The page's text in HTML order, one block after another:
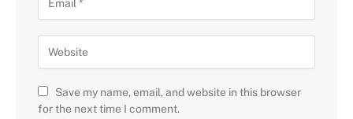
Save my name, email, and website in this browser
for the next time I comment.